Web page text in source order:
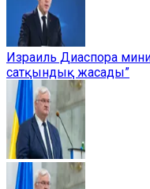
Израиль Диаспора
сатқындық жасады”